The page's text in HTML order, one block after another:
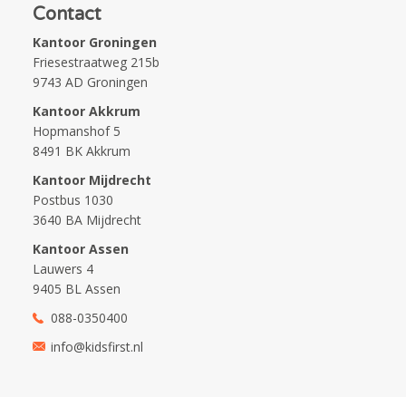
Contact
Kantoor Groningen
Friesestraatweg 215b
9743 AD Groningen
Kantoor Akkrum
Hopmanshof 5
8491 BK Akkrum
Kantoor Mijdrecht
Postbus 1030
3640 BA Mijdrecht
Kantoor Assen
Lauwers 4
9405 BL Assen
088-0350400
info@kidsfirst.nl